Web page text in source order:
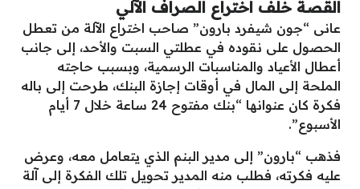
القصة خلف اختراع الصراف الآلي
عانى “جون شيفرد بارون” صاحب اختراع الآلة من تعطل
الحصول على نقوده في عطلتي السبت والأحد، إلى جانب
أعطال الأعياد والمناسبات الرسمية، وبسبب حاجته
الملحة إلى المال في أوقات إجازة البنك، طرحت إلى باله
فكرة كان عنوانها “بنك مفتوح 24 ساعة خلال 7 أيام
الأسبوع”.
فذهب “بارون” إلى مدير البنم الذي يتعامل معه، وعرض
عليه فكرته، فطلب منه المدير تحويل تلك الفكرة إلى آلة